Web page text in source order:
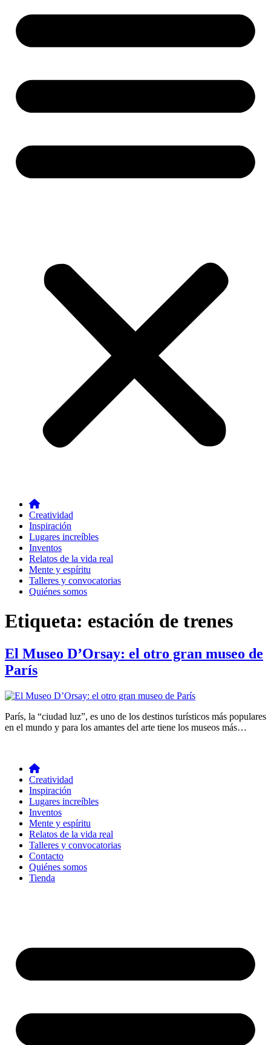
Creatividad
Inspiración
Lugares increíbles
Inventos
Relatos de la vida real
Mente y espíritu
Talleres y convocatorias
Quiénes somos
Etiqueta: estación de trenes
El Museo D’Orsay: el otro gran museo de
París
París, la “ciudad luz”, es uno de los destinos turísticos más populares
en el mundo y para los amantes del arte tiene los museos más…
Creatividad
Inspiración
Lugares increíbles
Inventos
Mente y espíritu
Relatos de la vida real
Talleres y convocatorias
Contacto
Quiénes somos
Tienda